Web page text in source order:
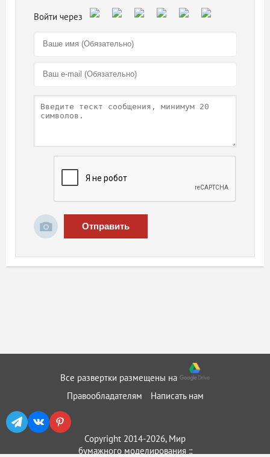
Отправить
Все развертки размещены на
Правообладателям
Написать нам
Copyright 2014-2026, Мир
бумажного моделирования ::